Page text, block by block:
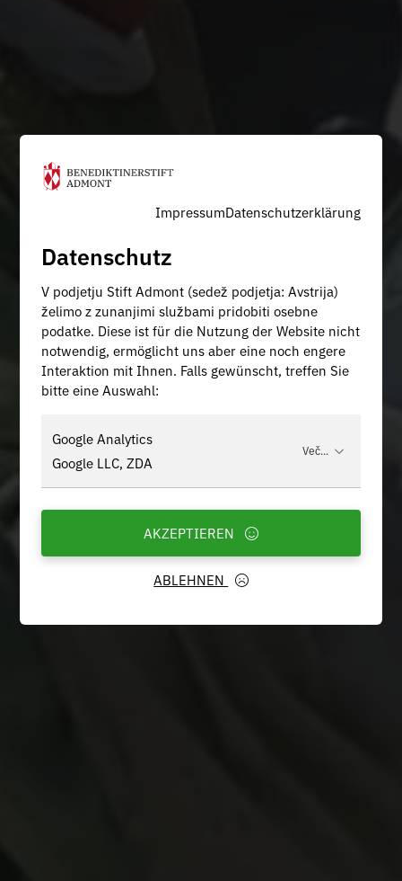
ImpressumDatenschutzerklärung
Datenschutz
V podjetju Stift Admont (sedež podjetja: Avstrija)
želimo z zunanjimi službami pridobiti osebne
podatke. Diese ist für die Nutzung der Website nicht
notwendig, ermöglicht uns aber eine noch engere
Interaktion mit Ihnen. Falls gewünscht, treffen Sie
bitte eine Auswahl:
Google Analytics
Google LLC, ZDA
Več...
ABLEHNEN
AKZEPTIEREN